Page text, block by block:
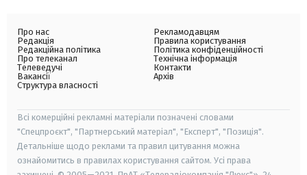
Про нас
Редакція
Редакційна політика
Про телеканал
Телеведучі
Вакансії
Структура власності
Рекламодавцям
Правила користування
Політика конфіденційності
Технічна інформація
Контакти
Архів
Всі комерційні рекламні матеріали позначені словами
"Спецпроєкт", "Партнерський матеріал", "Експерт", "Позиція".
Детальніше щодо реклами та правил цитування можна
ознайомитись в правилах користування сайтом. Усі права